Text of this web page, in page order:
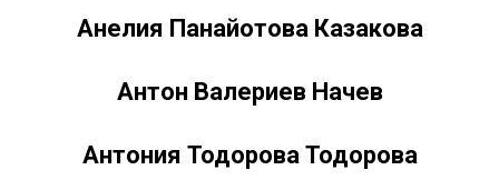
Анелия Панайотова Казакова
Антон Валериев Начев
Антония Тодорова Тодорова